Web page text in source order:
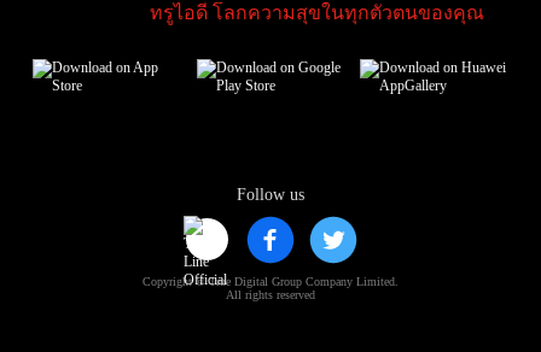
Follow us
Copyright © True Digital Group Company Limited.
All rights reserved
ทรูไอดี โลกความสุขในทุกตัวตนของคุณ